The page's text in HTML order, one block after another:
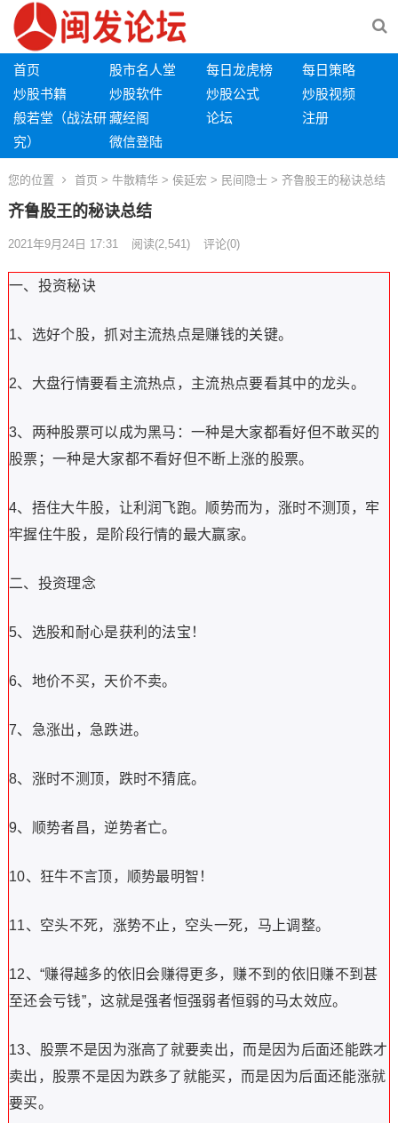
首页 股市名人堂 每日龙虎榜
每日策略
炒股书籍
炒股软件 炒股公式
炒股视频
般若堂（战法研
究）
藏经阁 论坛
注册
微信登陆
您的位置 首页 > 牛散精华> 侯延宏 > 民间隐士 > 齐鲁股王的秘诀总结
齐鲁股王的秘诀总结
2021年9月24日 17:31 阅读(2,541) 评论(0)
一、投资秘诀
1、选好个股，抓对主流热点是赚钱的关键。
2、大盘行情要看主流热点，主流热点要看其中的龙头。
3、两种股票可以成为黑马：一种是大家都看好但不敢买的
股票；一种是大家都不看好但不断上涨的股票。
4、捂住大牛股，让利润飞跑。顺势而为，涨时不测顶，牢
牢握住牛股，是阶段行情的最大赢家。
二、投资理念
5、选股和耐心是获利的法宝！
6、地价不买，天价不卖。
7、急涨出，急跌进。
8、涨时不测顶，跌时不猜底。
9、顺势者昌，逆势者亡。
10、狂牛不言顶，顺势最明智！
11、空头不死，涨势不止，空头一死，马上调整。
12、“赚得越多的依旧会赚得更多，赚不到的依旧赚不到甚
至还会亏钱”，这就是强者恒强弱者恒弱的马太效应。
13、股票不是因为涨高了就要卖出，而是因为后面还能跌才
卖出，股票不是因为跌多了就能买，而是因为后面还能涨就
要买。